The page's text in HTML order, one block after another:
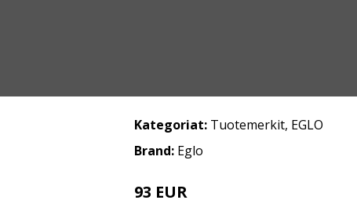
Kategoriat: Tuotemerkit, EGLO
Brand: Eglo
93 EUR